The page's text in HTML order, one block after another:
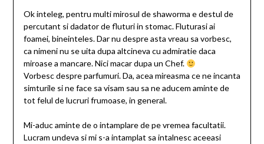
Ok inteleg, pentru multi mirosul de shaworma e destul de
percutant si dadator de fluturi in stomac. Fluturasi ai
foamei, bineinteles. Dar nu despre asta vreau sa vorbesc,
ca nimeni nu se uita dupa altcineva cu admiratie daca
miroase a mancare. Nici macar dupa un Chef.
Vorbesc despre parfumuri. Da, acea mireasma ce ne incanta
simturile si ne face sa visam sau sa ne aducem aminte de
tot felul de lucruri frumoase, in general.
Mi-aduc aminte de o intamplare de pe vremea facultatii.
Lucram undeva si mi s-a intamplat sa intalnesc aceeasi